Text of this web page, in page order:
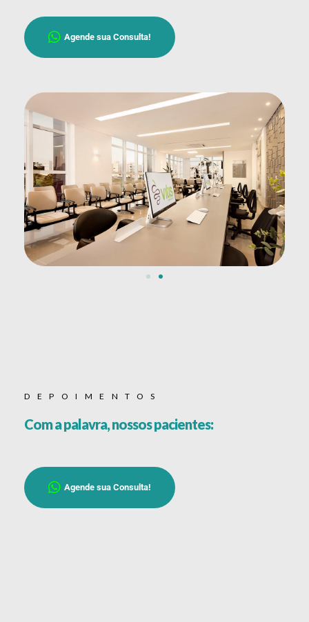
Agende sua Consulta!
DEPOIMENTOS
Com a palavra, nossos pacientes:
Agende sua Consulta!